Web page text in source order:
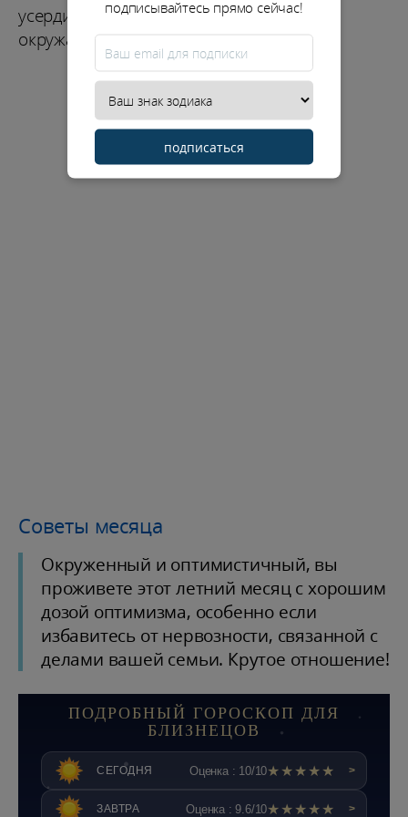
усердием и проявляете солидарность с
окружающими.
Советы месяца
Окруженный и оптимистичный, вы
проживете этот летний месяц с хорошим
дозой оптимизма, особенно если
избавитесь от нервозности, связанной с
делами вашей семьи. Крутое отношение!
ПОДРОБНЫЙ ГОРОСКОП ДЛЯ
БЛИЗНЕЦОВ
СЕГОДНЯ Оценка : 10/10★★★★★ >
ЗАВТРА Оценка : 9.6/10★★★★★ >
подписывайтесь прямо сейчас!
подписаться